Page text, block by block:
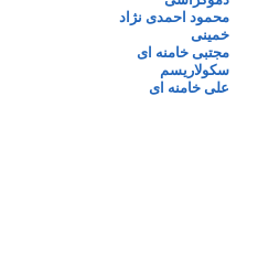
محمود احمدی نژاد
خمینی
مجتبی خامنه ای
سکولاریسم
علی خامنه ای